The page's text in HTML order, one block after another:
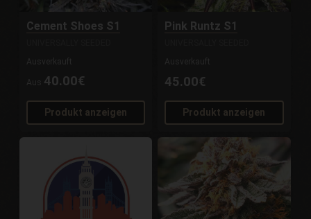
Cement Shoes S1
Ausverkauft
Aus 40.00€
Produkt anzeigen
Pink Runtz S1
Ausverkauft
45.00€
Produkt anzeigen